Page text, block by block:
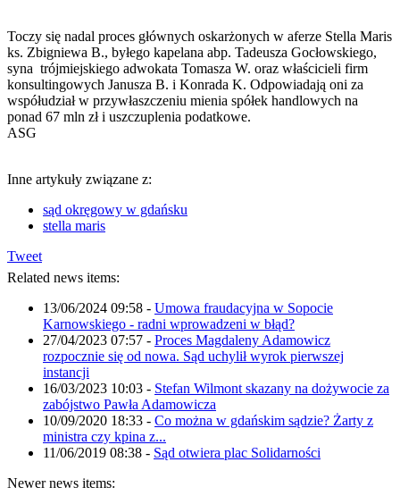
Toczy się nadal proces głównych oskarżonych w aferze Stella Maris
ks. Zbigniewa B., byłego kapelana abp. Tadeusza Gocłowskiego,
syna trójmiejskiego adwokata Tomasza W. oraz właścicieli firm
konsultingowych Janusza B. i Konrada K. Odpowiadają oni za
współudział w przywłaszczeniu mienia spółek handlowych na
ponad 67 mln zł i uszczuplenia podatkowe.
ASG
Inne artykuły związane z:
sąd okręgowy w gdańsku
stella maris
Tweet
Related news items:
13/06/2024 09:58 - Umowa fraudacyjna w Sopocie
Karnowskiego - radni wprowadzeni w błąd?
27/04/2023 07:57 - Proces Magdaleny Adamowicz
rozpocznie się od nowa. Sąd uchylił wyrok pierwszej
instancji
16/03/2023 10:03 - Stefan Wilmont skazany na dożywocie za
zabójstwo Pawła Adamowicza
10/09/2020 18:33 - Co można w gdańskim sądzie? Żarty z
ministra czy kpina z...
11/06/2019 08:38 - Sąd otwiera plac Solidarności
Newer news items: